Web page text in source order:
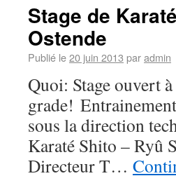
Stage de
Ostende
Publié le20 juin 2013 paradmin
Quoi: Stage ouvert
grade!
sous la direction
Karaté Shito – Ryû
Directeur T…